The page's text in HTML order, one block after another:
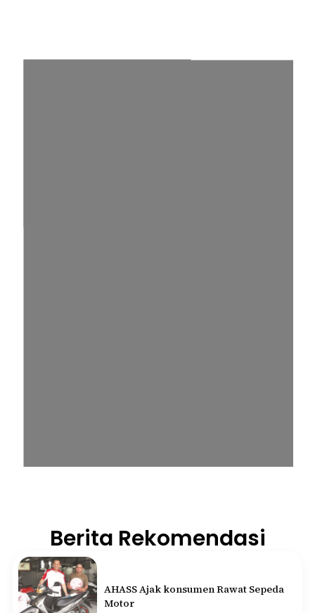
Berita Rekomendasi
AHASS Ajak konsumen Rawat Sepeda
Motor